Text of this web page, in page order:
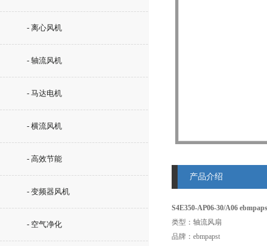
- 离心风机
- 轴流风机
- 马达电机
- 横流风机
- 高效节能
- 变频器风机
- 空气净化
产品介绍
S4E350-AP06-30/A06
类型：轴流风扇
品牌：ebmpapst